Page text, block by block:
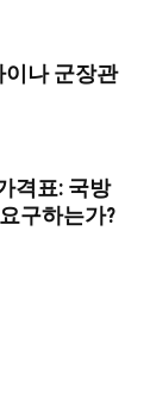
나 군장관
격표: 국방
구하는가?